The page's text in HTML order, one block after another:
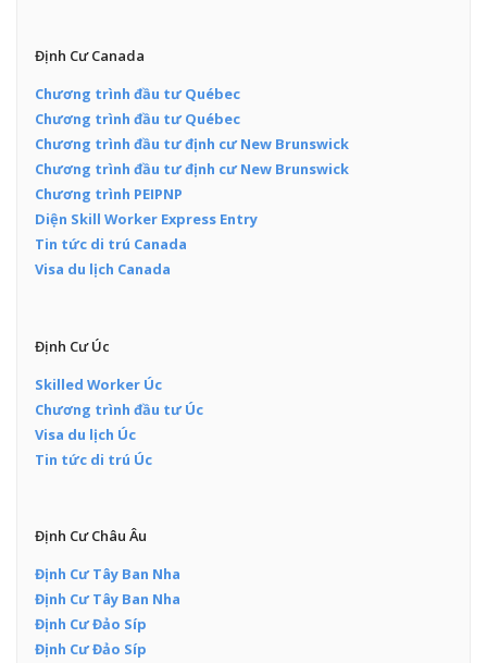
Định Cư Canada
Chương trình đầu tư Québec
Chương trình đầu tư Québec
Chương trình đầu tư định cư New Brunswick
Chương trình đầu tư định cư New Brunswick
Chương trình PEIPNP
Diện Skill Worker Express Entry
Tin tức di trú Canada
Visa du lịch Canada
Định Cư Úc
Skilled Worker Úc
Chương trình đầu tư Úc
Visa du lịch Úc
Tin tức di trú Úc
Định Cư Châu Âu
Định Cư Tây Ban Nha
Định Cư Tây Ban Nha
Định Cư Đảo Síp
Định Cư Đảo Síp